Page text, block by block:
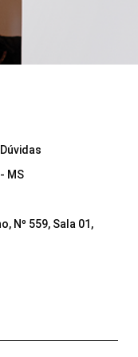
MS
Nº 559, Sala 01,